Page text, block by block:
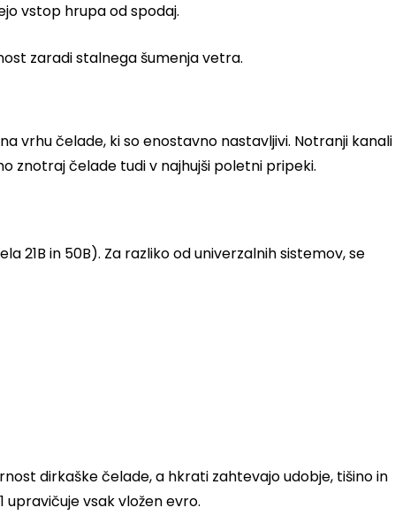
vstop hrupa od spodaj.
zaradi stalnega šumenja vetra.
vrhu čelade, ki so enostavno nastavljivi. Notranji kanali
znotraj čelade tudi v najhujši poletni pripeki.
21B in 50B). Za razliko od univerzalnih sistemov, se
dirkaške čelade, a hkrati zahtevajo udobje, tišino in
vsak vložen evro.